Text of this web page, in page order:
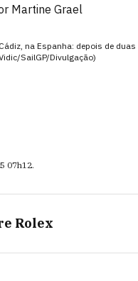
Martine Grael
na Espanha: depois de
SailGP/Divulgação)
07h12.
Rolex